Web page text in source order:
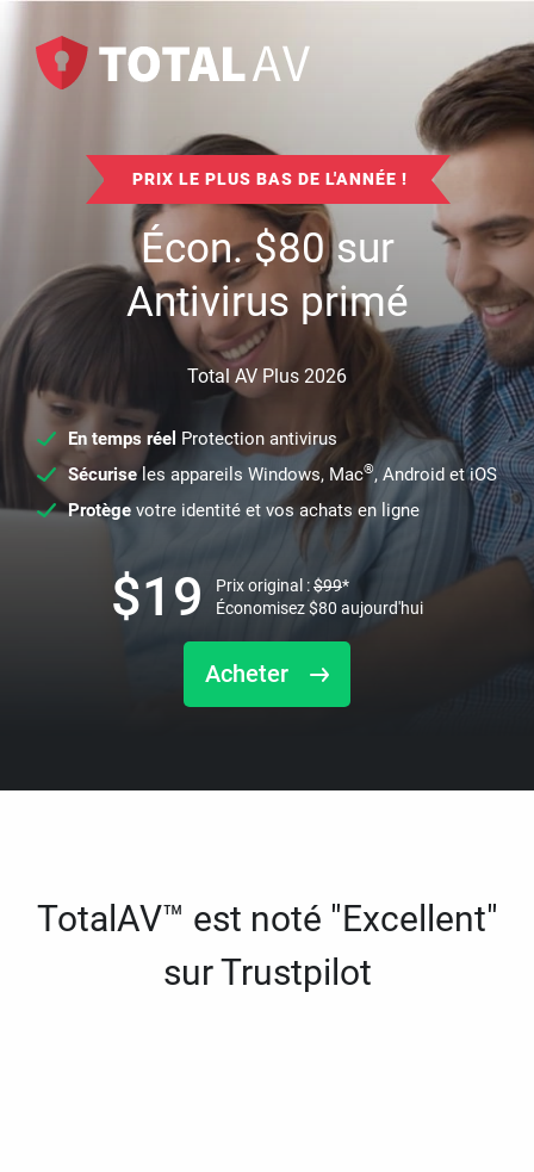
PRIX LE PLUS BAS DE L'ANNÉE !
Écon.$80sur
Antivirus primé
Total AV Plus 2026
En temps réel Protection antivirus
Sécuriseles appareils Windows, Mac®, Android et iOS
Protège votre identité et vos achats en ligne
Acheter
$19 Prix original :$99*
Économisez$80 aujourd'hui
TotalAV™ est noté "Excellent"
sur Trustpilot